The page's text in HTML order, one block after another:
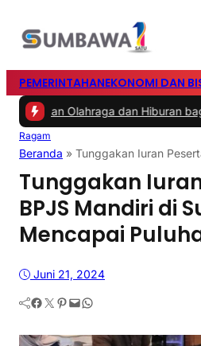
PEMERINTAHANEKONOMI DAN
Olahraga dan Hiburan bagi
Ragam
Beranda » Tunggakan Iuran
Tunggakan
BPJS Mandiri di
Mencapai
Juni 21, 2024
Facebook Twitter Pinterest Mail WhatsApp